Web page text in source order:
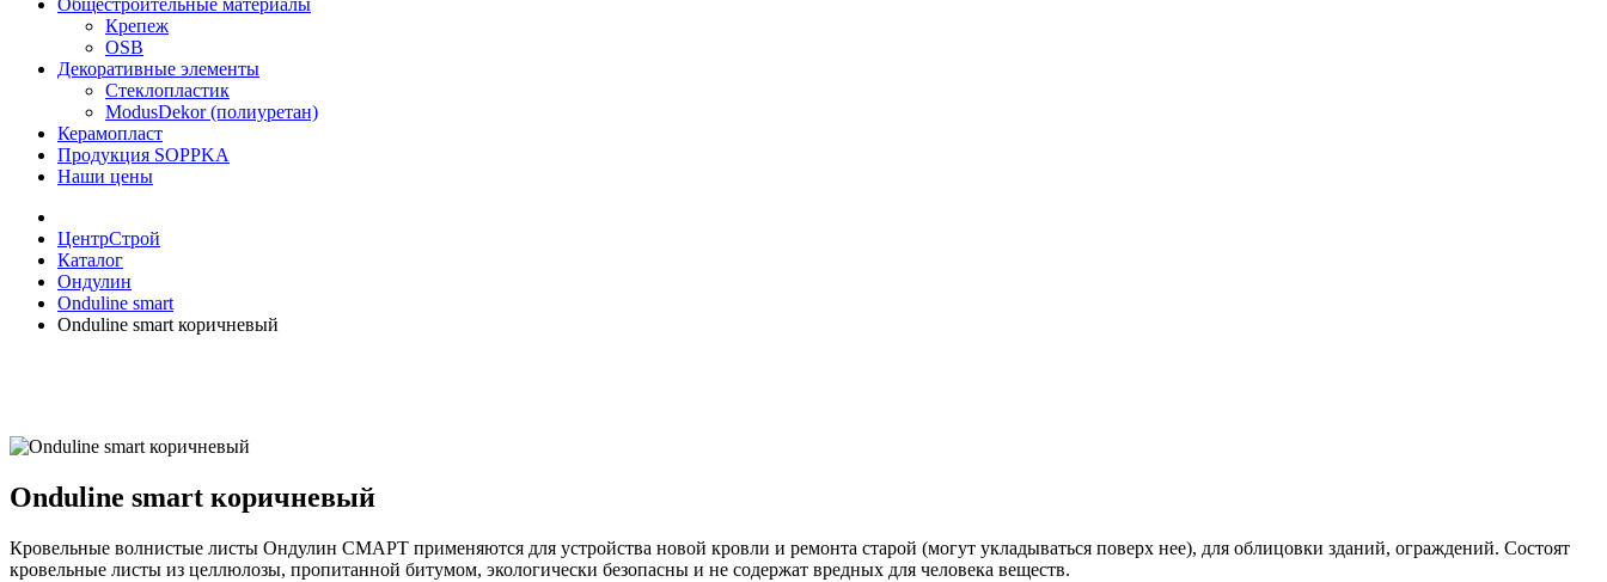
Общестроительные материалы
Крепеж
OSB
Декоративные элементы
Стеклопластик
ModusDekor (полиуретан)
Керамопласт
Продукция SOPPKA
Наши цены
ЦентрСтрой
Каталог
Ондулин
Onduline smart
Onduline smart коричневый
Onduline smart коричневый
Кровельные волнистые листы Ондулин СМАРТ применяются для устройства новой кровли и ремонта старой (могут укладываться поверх нее), для облицовки зданий, ограждений. Состоят
кровельные листы из целлюлозы, пропитанной битумом, экологически безопасны и не содержат вредных для человека веществ.